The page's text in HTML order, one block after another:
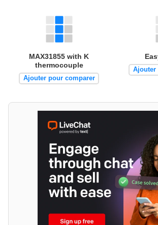
MAX31855 with K
thermocouple
Ajouter pour comparer
Ajouter